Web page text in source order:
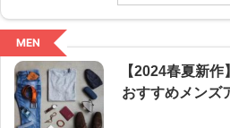
MEN
【2024春夏新
おすすめメンズ